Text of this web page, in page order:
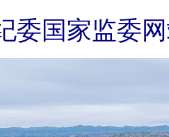
委国家监委